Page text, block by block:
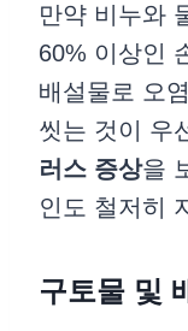
만약 비누와
60% 이상인
배설물로 오
씻는 것이 우
러스 증상을
인도 철저히
구토물 및